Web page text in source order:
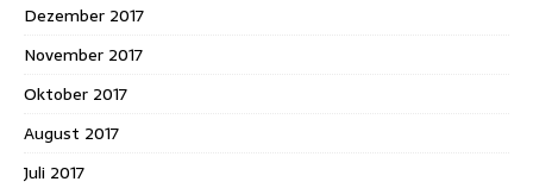
Dezember 2017
November 2017
Oktober 2017
August 2017
Juli 2017